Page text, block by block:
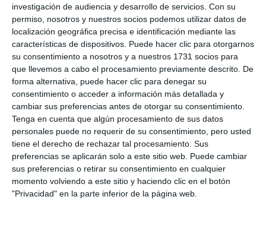
investigación de audiencia y desarrollo de servicios. Con su
permiso, nosotros y nuestros socios podemos utilizar datos de
localización geográfica precisa e identificación mediante las
características de dispositivos. Puede hacer clic para otorgarnos
su consentimiento a nosotros y a nuestros 1731 socios para
que llevemos a cabo el procesamiento previamente descrito. De
forma alternativa, puede hacer clic para denegar su
consentimiento o acceder a información más detallada y
cambiar sus preferencias antes de otorgar su consentimiento.
Tenga en cuenta que algún procesamiento de sus datos
personales puede no requerir de su consentimiento, pero usted
tiene el derecho de rechazar tal procesamiento. Sus
preferencias se aplicarán solo a este sitio web. Puede cambiar
sus preferencias o retirar su consentimiento en cualquier
momento volviendo a este sitio y haciendo clic en el botón
"Privacidad" en la parte inferior de la página web.